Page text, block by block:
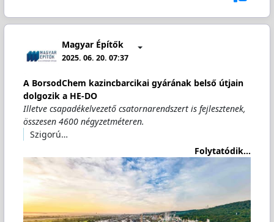
Magyar Építők
2025. 06. 20. 07:37
A BorsodChem kazincbarcikai gyárának belső útjain
dolgozik a HE-DO
Illetve csapadékelvezető csatornarendszert is fejlesztenek,
összesen 4600 négyzetméteren.
Szigorú…
Folytatódik...